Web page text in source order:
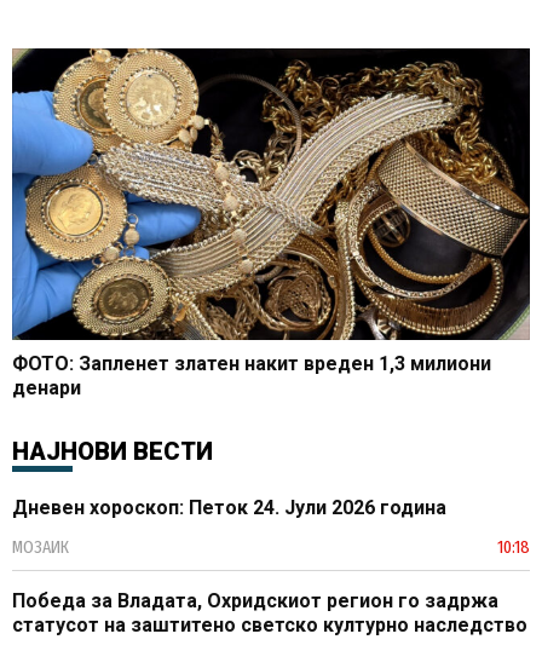
ФОТО: Запленет златен накит вреден 1,3 милиони
денари
НАЈНОВИ ВЕСТИ
Дневен хороскоп: Петок 24. Јули 2026 година
МОЗАИК 10:18
Победа за Владата, Охридскиот регион го задржа
статусот на заштитено светско културно наследство